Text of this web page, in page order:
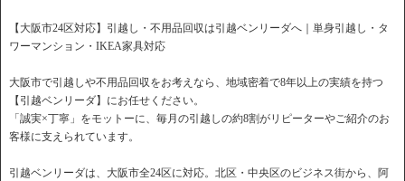
【大阪市24区対応】引越し・不用品回収は引越ベンリーダへ｜単身引越し・タ
ワーマンション・IKEA家具対応
大阪市で引越しや不用品回収をお考えなら、地域密着で8年以上の実績を持つ
【引越ベンリーダ】にお任せください。
「誠実×丁寧」をモットーに、毎月の引越しの約8割がリピーターやご紹介のお
客様に支えられています。
引越ベンリーダは、大阪市全24区に対応。北区・中央区のビジネス街から、阿